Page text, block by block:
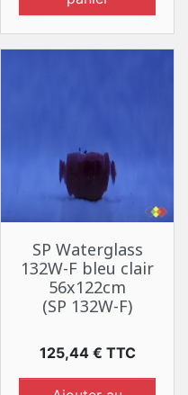
SP Waterglass
132W-F bleu clair
56x122cm
(SP 132W-F)
Prix
125,44 € TTC